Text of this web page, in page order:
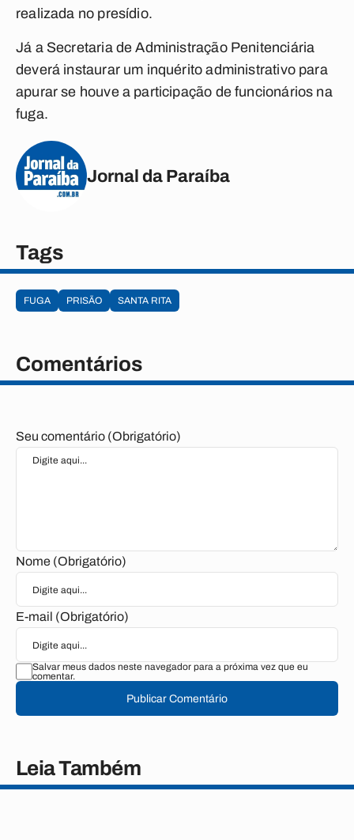
realizada no presídio.
Já a Secretaria de Administração Penitenciária
deverá instaurar um inquérito administrativo para
apurar se houve a participação de funcionários na
fuga.
Jornal da Paraíba
Tags
FUGA PRISÃO SANTA RITA
Comentários
Seu comentário (Obrigatório)
Nome (Obrigatório)
E-mail (Obrigatório)
Salvar meus dados neste navegador para a próxima vez que eu
comentar.
Publicar Comentário
Leia Também